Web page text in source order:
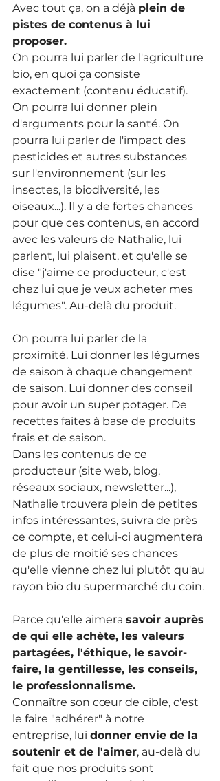
Avec tout ça, on a déjà plein de
pistes de contenus à lui
proposer.
On pourra lui parler de l'agriculture
bio, en quoi ça consiste
exactement (contenu éducatif).
On pourra lui donner plein
d'arguments pour la santé. On
pourra lui parler de l'impact des
pesticides et autres substances
sur l'environnement (sur les
insectes, la biodiversité, les
oiseaux...). Il y a de fortes chances
pour que ces contenus, en accord
avec les valeurs de Nathalie, lui
parlent, lui plaisent, et qu'elle se
dise "j'aime ce producteur, c'est
chez lui que je veux acheter mes
légumes". Au-delà du produit.
On pourra lui parler de la
proximité. Lui donner les légumes
de saison à chaque changement
de saison. Lui donner des conseil
pour avoir un super potager. De
recettes faites à base de produits
frais et de saison.
Dans les contenus de ce
producteur (site web, blog,
réseaux sociaux, newsletter...),
Nathalie trouvera plein de petites
infos intéressantes, suivra de près
ce compte, et celui-ci augmentera
de plus de moitié ses chances
qu'elle vienne chez lui plutôt qu'au
rayon bio du supermarché du coin.
Parce qu'elle aimera savoir auprès
de qui elle achète, les valeurs
partagées, l'éthique, le savoir-
faire, la gentillesse, les conseils,
le professionnalisme.
Connaître son cœur de cible, c'est
le faire "adhérer" à notre
entreprise, lui donner envie de la
soutenir et de l'aimer, au-delà du
fait que nos produits sont